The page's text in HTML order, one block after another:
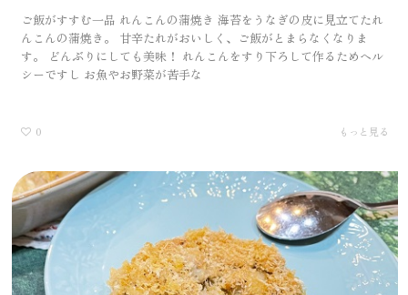
ご飯がすすむ一品 れんこんの蒲焼き 海苔をうなぎの皮に見立てたれ
んこんの蒲焼き。 甘辛たれがおいしく、ご飯がとまらなくなりま
す。 どんぶりにしても美味！ れんこんをすり下ろして作るためヘル
シーですし お魚やお野菜が苦手な
0 もっと見る